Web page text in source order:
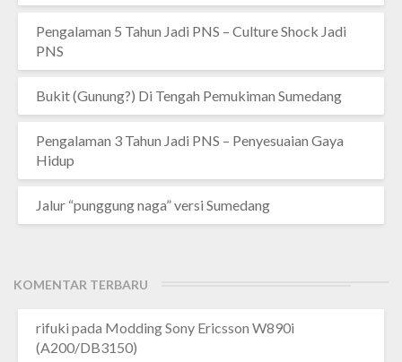
Pengalaman 5 Tahun Jadi PNS – Culture Shock Jadi
PNS
Bukit (Gunung?) Di Tengah Pemukiman Sumedang
Pengalaman 3 Tahun Jadi PNS – Penyesuaian Gaya
Hidup
Jalur “punggung naga” versi Sumedang
KOMENTAR TERBARU
rifuki pada Modding Sony Ericsson W890i
(A200/DB3150)